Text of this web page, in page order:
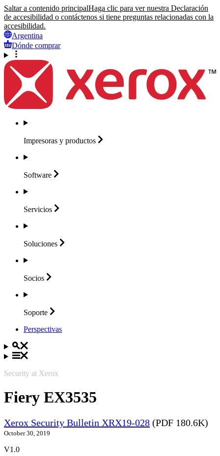
Saltar a contenido principalHaga clic para ver nuestra Declaración
de accesibilidad o contáctenos si tiene preguntas relacionadas con la
accesibilidad.
Argentina
Dónde comprar
Impresoras y productos
Software
Servicios
Soluciones
Socios
Soporte
Perspectivas
Security at Xerox
Fiery EX3535
Xerox Security Bulletin XRX19-028 (PDF 180.6K)
October 30, 2019
V1.0